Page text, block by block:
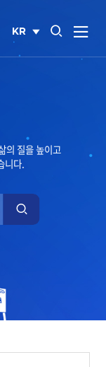
KR
사이트
통합검색 열기
사이트맵
의 질을 높이고
니다.
검색